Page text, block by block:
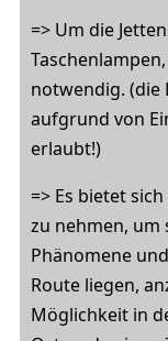
=> Um die
notwendig. (die
aufgrund von
erlaubt!)
=> Es bietet
zu nehmen, um
Phänomene
Route liegen,
Möglichkeit in